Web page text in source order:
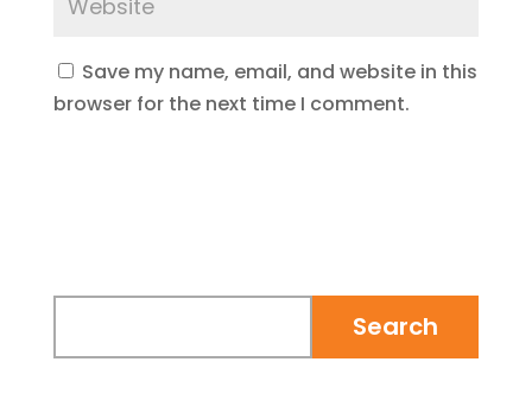
Save my name, email, and website in this
browser for the next time I comment.